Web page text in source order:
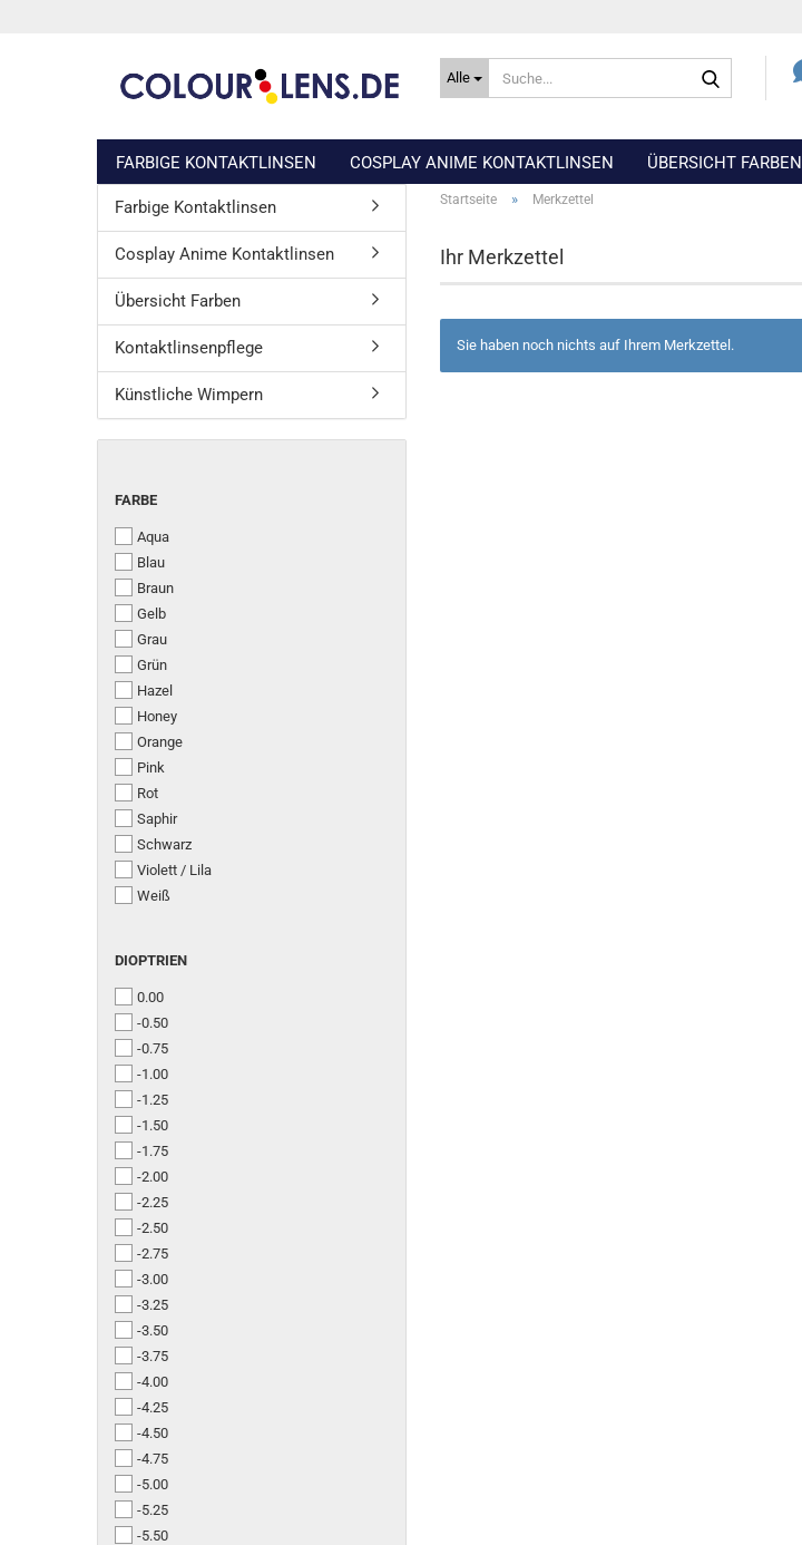
Alle
FARBIGE KONTAKTLINSEN COSPLAY ANIME KONTAKTLINSEN ÜBERSICHT FARBEN
Startseite » Merkzettel
Ihr Merkzettel
Sie haben noch nichts auf Ihrem Merkzettel.
Farbige Kontaktlinsen
Cosplay Anime Kontaktlinsen
Übersicht Farben
Kontaktlinsenpflege
Künstliche Wimpern
FARBE
FARBE
Aqua
Blau
Braun
Gelb
Grau
Grün
Hazel
Honey
Orange
Pink
Rot
Saphir
Schwarz
Violett / Lila
Weiß
DIOPTRIEN
DIOPTRIEN
0.00
-0.50
-0.75
-1.00
-1.25
-1.50
-1.75
-2.00
-2.25
-2.50
-2.75
-3.00
-3.25
-3.50
-3.75
-4.00
-4.25
-4.50
-4.75
-5.00
-5.25
-5.50